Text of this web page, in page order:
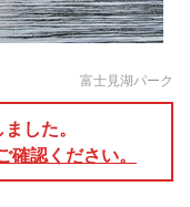
富士見湖パーク
した。
認ください。